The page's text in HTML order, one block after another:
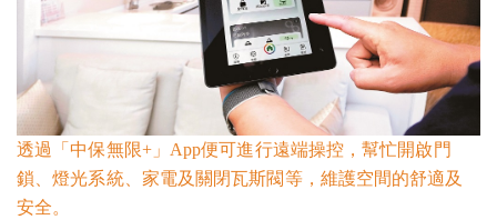
透過「中保無限+」App便可進行遠端操控，幫忙開啟門
鎖、燈光系統、家電及關閉瓦斯閥等，維護空間的舒適及
安全。